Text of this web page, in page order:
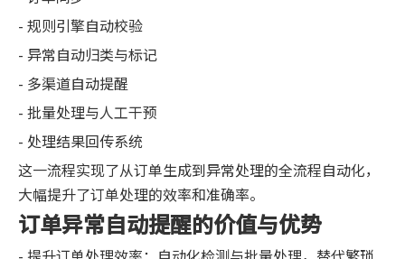
- 规则引擎自动校验
- 异常自动归类与标记
- 多渠道自动提醒
- 批量处理与人工干预
- 处理结果回传系统
这一流程实现了从订单生成到异常处理的全流程自动化，
大幅提升了订单处理的效率和准确率。
订单异常自动提醒的价值与优势